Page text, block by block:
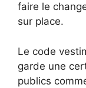
faire le
sur place.
Le code
garde une
publics